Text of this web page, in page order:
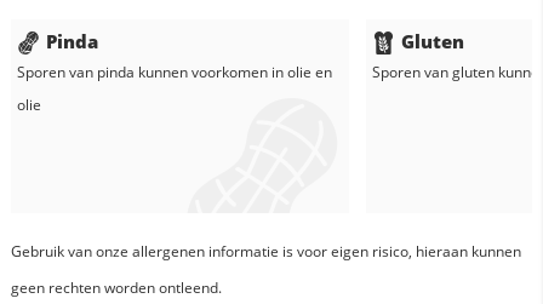
Pinda
Sporen van pinda kunnen voorkomen inolie en
olie
Gluten
Sporen van gluten
Gebruik van onze allergenen informatie is voor eigen risico, hieraan kunnen
geen rechten worden ontleend.